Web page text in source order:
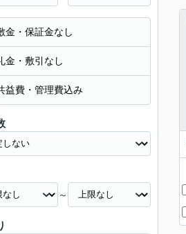
金・保証金なし
金・敷引なし
益費・管理費込み
～